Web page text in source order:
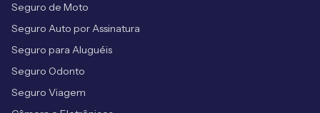
Seguro de Moto
Seguro Auto por Assinatura
Seguro para Aluguéis
Seguro Odonto
Seguro Viagem